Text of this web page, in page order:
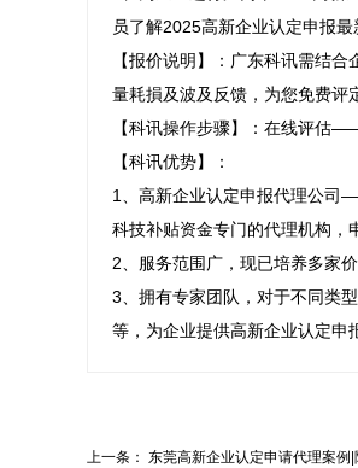
员了解2025高新企业认定申报最
【报价说明】：广东科讯需结
量耗損及波及反馈，为您免费评
【科讯操作步骤】：在线评
【科讯优势】：
1、高新企业认定申报代理公司
科技补贴资金专门的代理机构，
2、服务范围广，现已培养多家
3、拥有专家团队，对于不同类
等，为企业提供高新企业认定申
上一条： 东莞高新企业认定申请代理案例|